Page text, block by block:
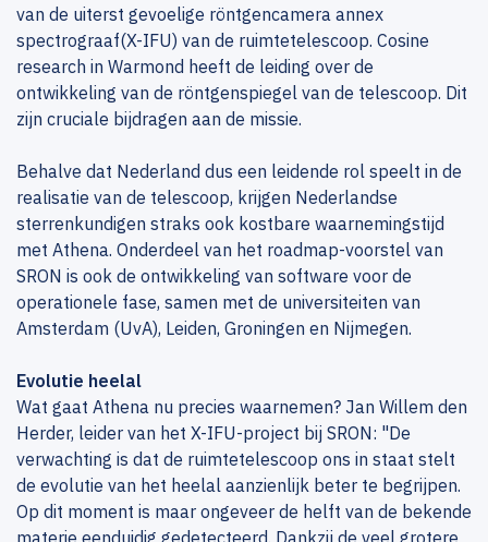
van de uiterst gevoelige röntgencamera annex
spectrograaf(X-IFU) van de ruimtetelescoop. Cosine
research in Warmond heeft de leiding over de
ontwikkeling van de röntgenspiegel van de telescoop. Dit
zijn cruciale bijdragen aan de missie.
Behalve dat Nederland dus een leidende rol speelt in de
realisatie van de telescoop, krijgen Nederlandse
sterrenkundigen straks ook kostbare waarnemingstijd
met Athena. Onderdeel van het roadmap-voorstel van
SRON is ook de ontwikkeling van software voor de
operationele fase, samen met de universiteiten van
Amsterdam (UvA), Leiden, Groningen en Nijmegen.
Evolutie heelal
Wat gaat Athena nu precies waarnemen? Jan Willem den
Herder, leider van het X-IFU-project bij SRON: "De
verwachting is dat de ruimtetelescoop ons in staat stelt
de evolutie van het heelal aanzienlijk beter te begrijpen.
Op dit moment is maar ongeveer de helft van de bekende
materie eenduidig gedetecteerd. Dankzij de veel grotere